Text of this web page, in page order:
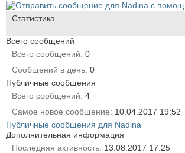
Статистика
Всего сообщений
Всего сообщений 0
Сообщений в день 0
Публичные сообщения
Всего сообщений 4
Самое новое сообщение
10.04.2017 19:52
Публичные сообщения для Nadina
Дополнительная информация
Последняя активность 13.08.2017 17:25